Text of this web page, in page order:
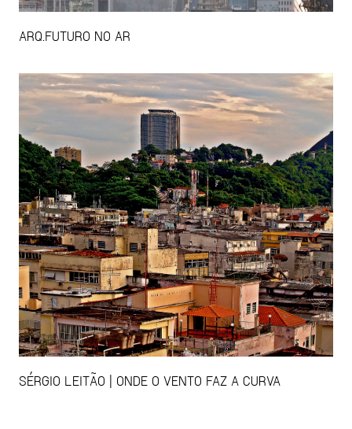
ARQ.FUTURO NO AR
SÉRGIO LEITÃO | ONDE O VENTO FAZ A CURVA